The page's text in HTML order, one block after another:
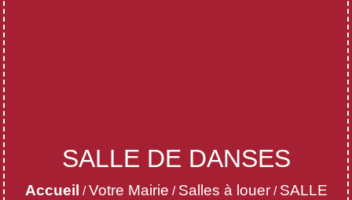
SALLE DE DANSES
Accueil /Votre Mairie / Salles à louer/ SALLE